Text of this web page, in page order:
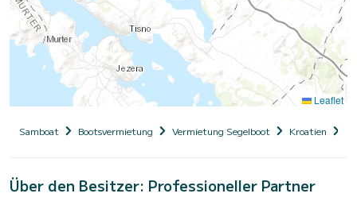
Leaflet
Samboat Bootsvermietung Vermietung Segelboot Kroatien
Über den Besitzer: Professioneller Partner